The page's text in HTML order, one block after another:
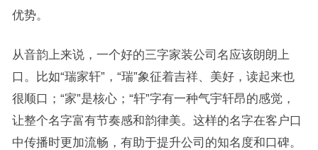
优势。
从音韵上来说，一个好的三字家装公司名应该朗朗上
口。比如“瑞家轩”，“瑞”象征着吉祥、美好，读起来也
很顺口；“家”是核心；“轩”字有一种气宇轩昂的感觉，
让整个名字富有节奏感和韵律美。这样的名字在客户口
中传播时更加流畅，有助于提升公司的知名度和口碑。